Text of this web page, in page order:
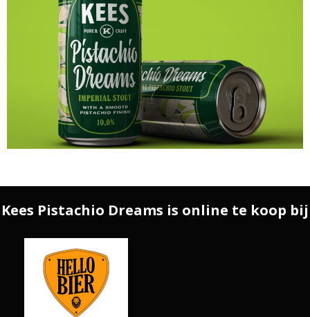
Kees Pistachio Dreams is online te koop bij